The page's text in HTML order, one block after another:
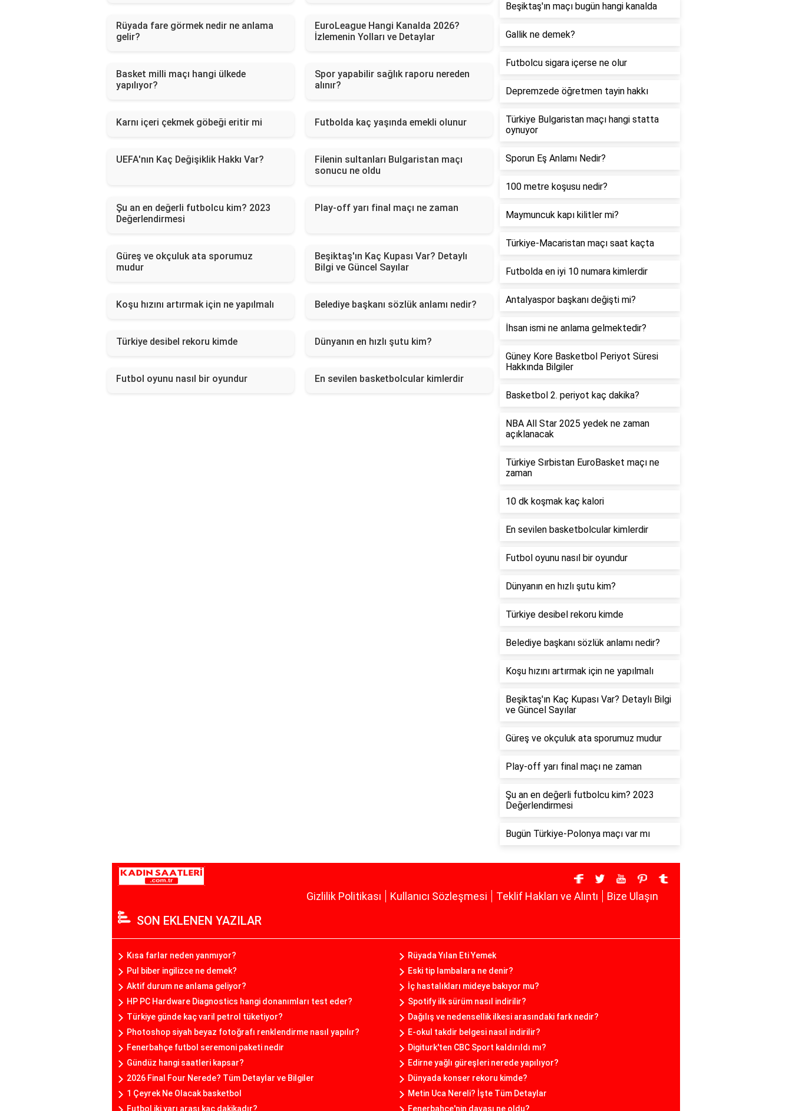
Rüyada fare görmek nedir ne anlama
gelir?
EuroLeague Hangi Kanalda 2026?
İzlemenin Yolları ve Detaylar
Basket milli maçı hangi ülkede
yapılıyor?
Spor yapabilir sağlık raporu nereden
alınır?
Karnı içeri çekmek göbeği eritir mi Futbolda kaç yaşında emekli olunur
UEFA'nın Kaç Değişiklik Hakkı Var?
Filenin sultanları Bulgaristan maçı
sonucu ne oldu
Şu an en değerli futbolcu kim? 2023
Değerlendirmesi
Play-off yarı final maçı ne zaman
Güreş ve okçuluk ata sporumuz
mudur
Beşiktaş'ın Kaç Kupası Var? Detaylı
Bilgi ve Güncel Sayılar
Koşu hızını artırmak için ne yapılmalı Belediye başkanı sözlük anlamı nedir?
Türkiye desibel rekoru kimde Dünyanın en hızlı şutu kim?
Futbol oyunu nasıl bir oyundur En sevilen basketbolcular kimlerdir
Beşiktaş'ın maçı bugün hangi kanalda
Gallik ne demek?
Futbolcu sigara içerse ne olur
Depremzede öğretmen tayin hakkı
Türkiye Bulgaristan maçı hangi statta
oynuyor
Sporun Eş Anlamı Nedir?
100 metre koşusu nedir?
Maymuncuk kapı kilitler mi?
Türkiye-Macaristan maçı saat kaçta
Futbolda en iyi 10 numara kimlerdir
Antalyaspor başkanı değişti mi?
İhsan ismi ne anlama gelmektedir?
Güney Kore Basketbol Periyot Süresi
Hakkında Bilgiler
Basketbol 2. periyot kaç dakika?
NBA All Star 2025 yedek ne zaman
açıklanacak
Türkiye Sırbistan EuroBasket maçı ne
zaman
10 dk koşmak kaç kalori
En sevilen basketbolcular kimlerdir
Futbol oyunu nasıl bir oyundur
Dünyanın en hızlı şutu kim?
Türkiye desibel rekoru kimde
Belediye başkanı sözlük anlamı nedir?
Koşu hızını artırmak için ne yapılmalı
Beşiktaş'ın Kaç Kupası Var? Detaylı Bilgi
ve Güncel Sayılar
Güreş ve okçuluk ata sporumuz mudur
Play-off yarı final maçı ne zaman
Şu an en değerli futbolcu kim? 2023
Değerlendirmesi
Bugün Türkiye-Polonya maçı var mı
Gizlilik Politikası Kullanıcı Sözleşmesi Teklif Hakları ve Alıntı Bize Ulaşın
SON EKLENEN YAZILAR
Kısa farlar neden yanmıyor?
Rüyada Yılan Eti Yemek
Pul biber ingilizce ne demek?
Eski tip lambalara ne denir?
Aktif durum ne anlama geliyor?
İç hastalıkları mideye bakıyor mu?
HP PC Hardware Diagnostics hangi donanımları test eder?
Spotify ilk sürüm nasıl indirilir?
Türkiye günde kaç varil petrol tüketiyor?
Dağılış ve nedensellik ilkesi arasındaki fark nedir?
Photoshop siyah beyaz fotoğrafı renklendirme nasıl yapılır?
E-okul takdir belgesi nasıl indirilir?
Fenerbahçe futbol seremoni paketi nedir
Digiturk'ten CBC Sport kaldırıldı mı?
Gündüz hangi saatleri kapsar?
Edirne yağlı güreşleri nerede yapılıyor?
2026 Final Four Nerede? Tüm Detaylar ve Bilgiler
Dünyada konser rekoru kimde?
1 Çeyrek Ne Olacak basketbol
Metin Uca Nereli? İşte Tüm Detaylar
Futbol iki yarı arası kaç dakikadır?
Fenerbahçe'nin davası ne oldu?